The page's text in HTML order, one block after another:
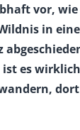
vor, wie
in
es